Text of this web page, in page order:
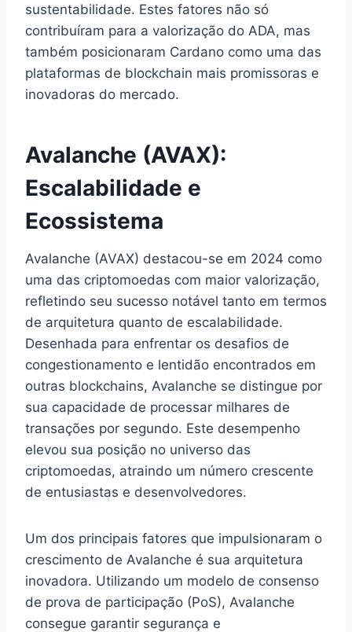
sustentabilidade. Estes fatores não só
contribuíram para a valorização do ADA, mas
também posicionaram Cardano como uma das
plataformas de blockchain mais promissoras e
inovadoras do mercado.
Avalanche (AVAX):
Escalabilidade e
Ecossistema
Avalanche (AVAX) destacou-se em 2024 como
uma das criptomoedas com maior valorização,
refletindo seu sucesso notável tanto em termos
de arquitetura quanto de escalabilidade.
Desenhada para enfrentar os desafios de
congestionamento e lentidão encontrados em
outras blockchains, Avalanche se distingue por
sua capacidade de processar milhares de
transações por segundo. Este desempenho
elevou sua posição no universo das
criptomoedas, atraindo um número crescente
de entusiastas e desenvolvedores.
Um dos principais fatores que impulsionaram o
crescimento de Avalanche é sua arquitetura
inovadora. Utilizando um modelo de consenso
de prova de participação (PoS), Avalanche
consegue garantir segurança e